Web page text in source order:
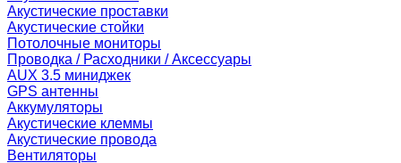
Акустические проставки
Акустические стойки
Потолочные мониторы
Проводка / Расходники / Аксессуары
AUX 3.5 миниджек
GPS антенны
Аккумуляторы
Акустические клеммы
Акустические провода
Вентиляторы